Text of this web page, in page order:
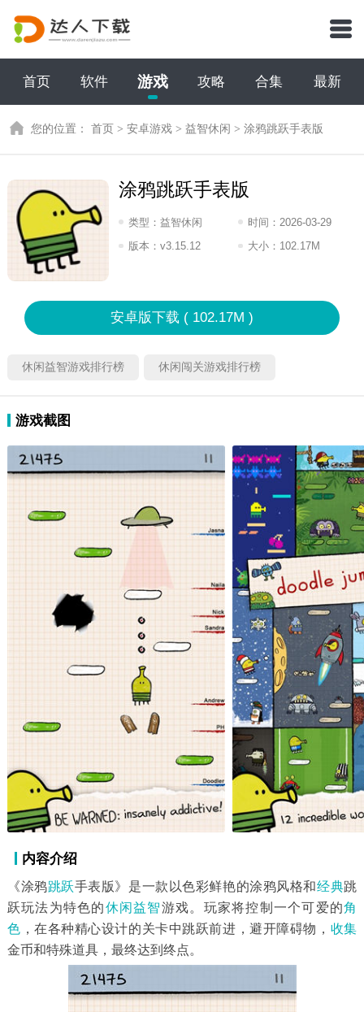
首页 软件 游戏 攻略 合集 最新
您的位置：首页 >安卓游戏 >益智休闲 >涂鸦跳跃手表版
涂鸦跳跃手表版
类型：益智休闲 时间： 2026-03-29
13:2026
版本：v3.15.12 大小： 102.17M
安卓版下载 ( 102.17M )
休闲益智游戏排行榜 休闲闯关游戏排行榜
游戏截图
内容介绍
《涂鸦跳跃手表版》是一款以色彩鲜艳的涂鸦风格和经典跳
跃玩法为特色的休闲益智游戏。玩家将控制一个可爱的角
色 ，在各种精心设计的关卡中跳跃前进，避开障碍物， 收集
金币和特殊道具，最终达到终点。